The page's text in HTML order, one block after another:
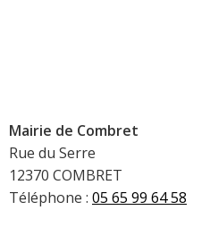
Mairie de Combret
Rue du Serre
12370 COMBRET
Téléphone : 05 65 99 64 58